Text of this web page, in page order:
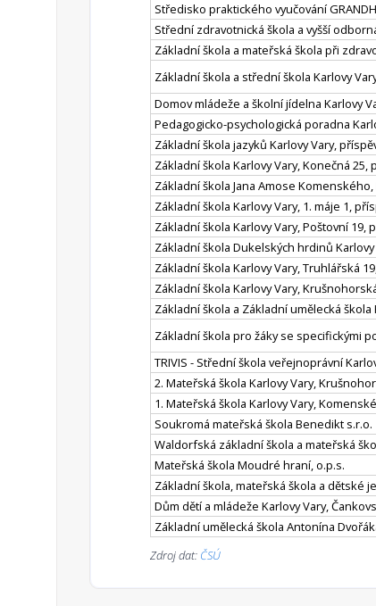
Středisko praktického vyučování
Střední zdravotnická škola a vyšší
Základní škola a mateřská škola při
Základní škola a střední škola Karlovy
Domov mládeže a školní jídelna Karlovy
Pedagogicko-psychologická poradna
Základní škola jazyků Karlovy Vary,
Základní škola Karlovy Vary, Konečná 25,
Základní škola Jana Amose
Základní škola Karlovy Vary, 1. máje 1,
Základní škola Karlovy Vary, Poštovní 19,
Základní škola Dukelských hrdinů
Základní škola Karlovy Vary, Truhlářská
Základní škola Karlovy Vary,
Základní škola a Základní umělecká
Základní škola pro žáky se specifickými
TRIVIS - Střední škola veřejnoprávní
2. Mateřská škola Karlovy Vary,
1. Mateřská škola Karlovy Vary,
Soukromá mateřská škola Benedikt s.r.o.
Waldorfská základní škola a mateřská
Mateřská škola Moudré hraní, o.p.s.
Základní škola, mateřská škola a dětské
Dům dětí a mládeže Karlovy Vary,
Základní umělecká škola Antonína
Zdroj dat: ČSÚ